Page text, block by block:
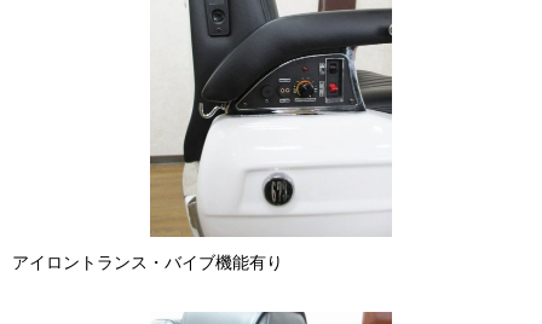
アイロントランス・バイブ機能有り